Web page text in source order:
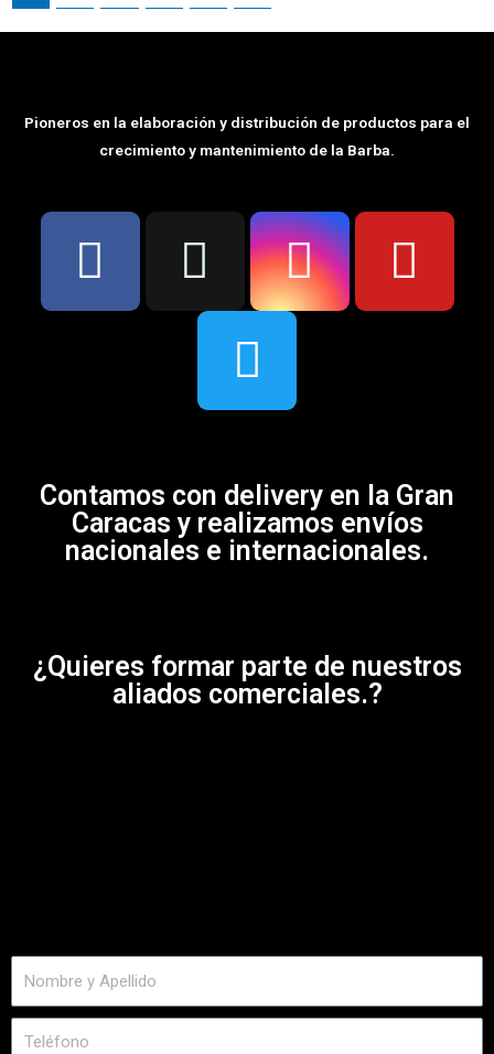
Pioneros en la elaboración y distribución de productos para el
crecimiento y mantenimiento de la Barba.
Contamos con delivery en la Gran
Caracas y realizamos envíos
nacionales e internacionales.
¿Quieres formar parte de nuestros
aliados comerciales.?